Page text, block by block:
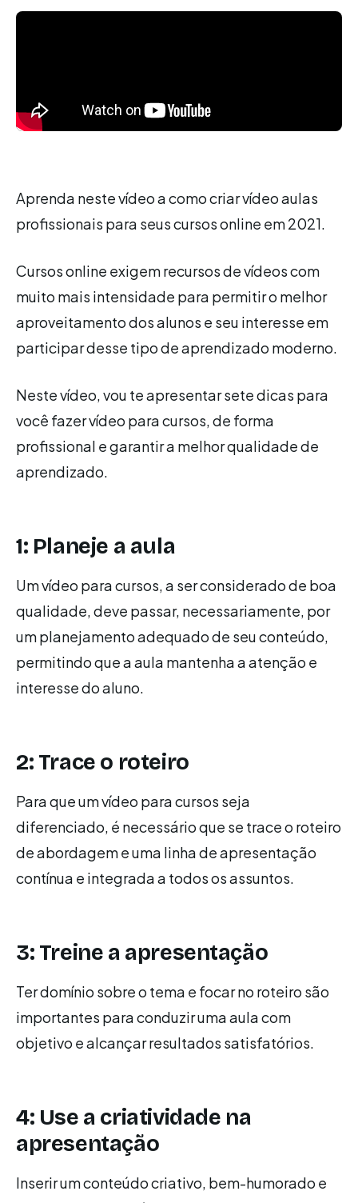
Aprenda neste vídeo a como criar vídeo aulas
profissionais para seus cursos online em 2021.
Cursos online exigem recursos de vídeos com
muito mais intensidade para permitir o melhor
aproveitamento dos alunos e seu interesse em
participar desse tipo de aprendizado moderno.
Neste vídeo, vou te apresentar sete dicas para
você fazer vídeo para cursos, de forma
profissional e garantir a melhor qualidade de
aprendizado.
1: Planeje a aula
Um vídeo para cursos, a ser considerado de boa
qualidade, deve passar, necessariamente, por
um planejamento adequado de seu conteúdo,
permitindo que a aula mantenha a atenção e
interesse do aluno.
2: Trace o roteiro
Para que um vídeo para cursos seja
diferenciado, é necessário que se trace o roteiro
de abordagem e uma linha de apresentação
contínua e integrada a todos os assuntos.
3: Treine a apresentação
Ter domínio sobre o tema e focar no roteiro são
importantes para conduzir uma aula com
objetivo e alcançar resultados satisfatórios.
4: Use a criatividade na
apresentação
Inserir um conteúdo criativo, bem-humorado e